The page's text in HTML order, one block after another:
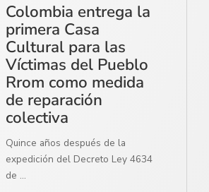
Colombia entrega la
primera Casa
Cultural para las
Víctimas del Pueblo
Rrom como medida
de reparación
colectiva
Quince años después de la
expedición del Decreto Ley 4634
de ...